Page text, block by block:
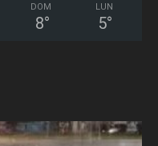
DOM
8°
LUN
5°